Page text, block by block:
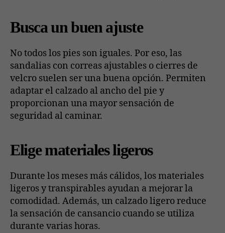
Busca un buen ajuste
No todos los pies son iguales. Por eso, las
sandalias con correas ajustables o cierres de
velcro suelen ser una buena opción. Permiten
adaptar el calzado al ancho del pie y
proporcionan una mayor sensación de
seguridad al caminar.
Elige materiales ligeros
Durante los meses más cálidos, los materiales
ligeros y transpirables ayudan a mejorar la
comodidad. Además, un calzado ligero reduce
la sensación de cansancio cuando se utiliza
durante varias horas.